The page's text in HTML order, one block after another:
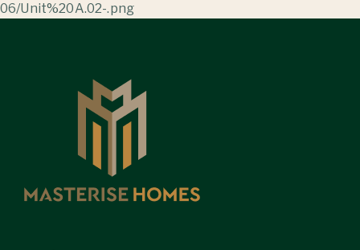
06/Unit%20A.02-.png